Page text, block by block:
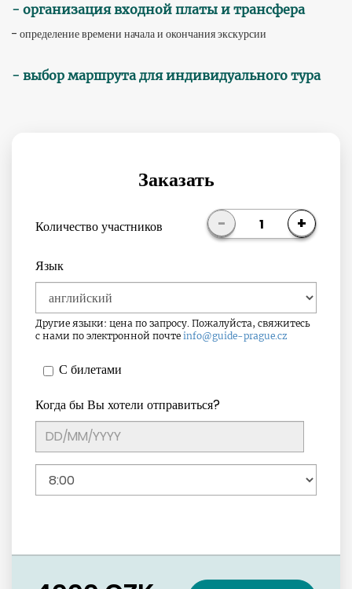
- организация входной платы и трансфера
- определение времени начала и окончания экскурсии
- выбор маршрута для индивидуального тура
Заказать
Количество участников - 1 +
Язык
Другие языки: цена по запросу. Пожалуйста, свяжитесь
с нами по электронной почте info@guide-prague.cz
С билетами
Когда бы Вы хотели отправиться?